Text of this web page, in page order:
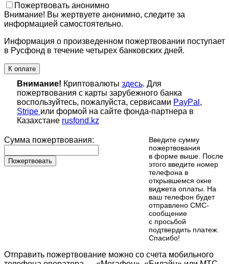
Пожертвовать анонимно
Внимание! Вы жертвуете анонимно, следите за
информацией самостоятельно.
Информация о произведенном пожертвовании поступает
в Русфонд в течение четырех банковских дней.
К оплате
Внимание! Криптовалюты здесь. Для
пожертвования с карты зарубежного банка
воспользуйтесь, пожалуйста, сервисами PayPal ,
Stripe или формой на сайте фонда-партнера в
Казахстане rusfond.kz
Сумма пожертвования:
Пожертвовать
Введите сумму
пожертвования
в форме выше. После
этого введите номер
телефона в
открывшемся окне
виджета оплаты. На
ваш телефон будет
отправлено СМС-
сообщение
с просьбой
подтвердить платеж.
Cпасибо!
Отправить пожертвование можно со счета мобильного